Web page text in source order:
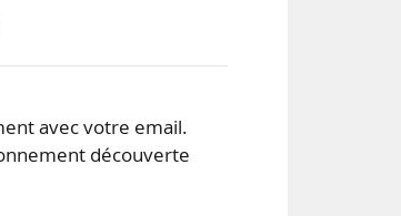
avec votre email.
découverte